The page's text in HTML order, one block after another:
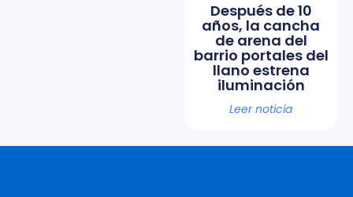
Después de 10
años, la cancha
de arena del
barrio portales del
llano estrena
iluminación
Leer noticia